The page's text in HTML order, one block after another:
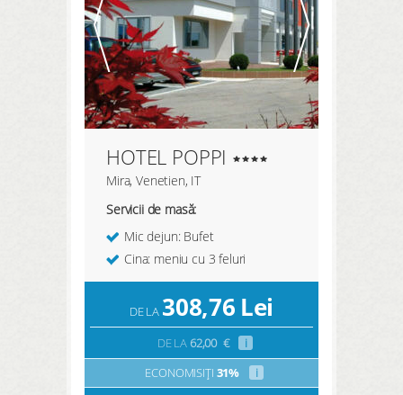
HOTEL POPPI
Mira, Venetien, IT
Servicii de masă:
Mic dejun: Bufet
Cina: meniu cu 3 feluri
DE LA 308,76 Lei
DE LA62,00 €
i
ECONOMISIȚI 31% i